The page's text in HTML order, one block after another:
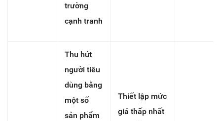
trường
cạnh tranh
Thu hút
người tiêu
dùng bằng
một số
sản phẩm
Thiết lập mức
giá thấp nhất